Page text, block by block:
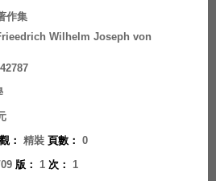
作集
Wilhelm Joseph von
： 精裝 頁數 ： 0
版 ： 1 次 ： 1